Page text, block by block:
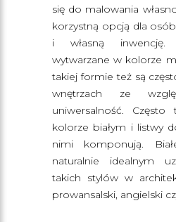
się do malowania
korzystną opcją dla
i własną inwencję.
wytwarzane w kolorze
takiej formie też są
wnętrzach ze
uniwersalność.
kolorze białym i listwy
nimi komponują.
naturalnie idealnym
takich stylów w
prowansalski, angielski